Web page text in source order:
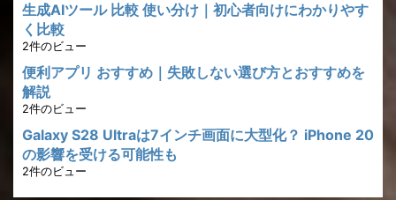
生成AIツール 比較 使い分け｜初心者向けにわかりやす
く比較
2件のビュー
便利アプリ おすすめ｜失敗しない選び方とおすすめを
解説
2件のビュー
Galaxy S28 Ultraは7インチ画面に大型化？ iPhone 20
の影響を受ける可能性も
2件のビュー